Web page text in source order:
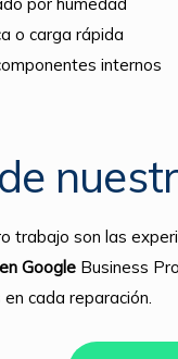
o carga rápida
internos
trabajo son las
Google Business
cada reparación.